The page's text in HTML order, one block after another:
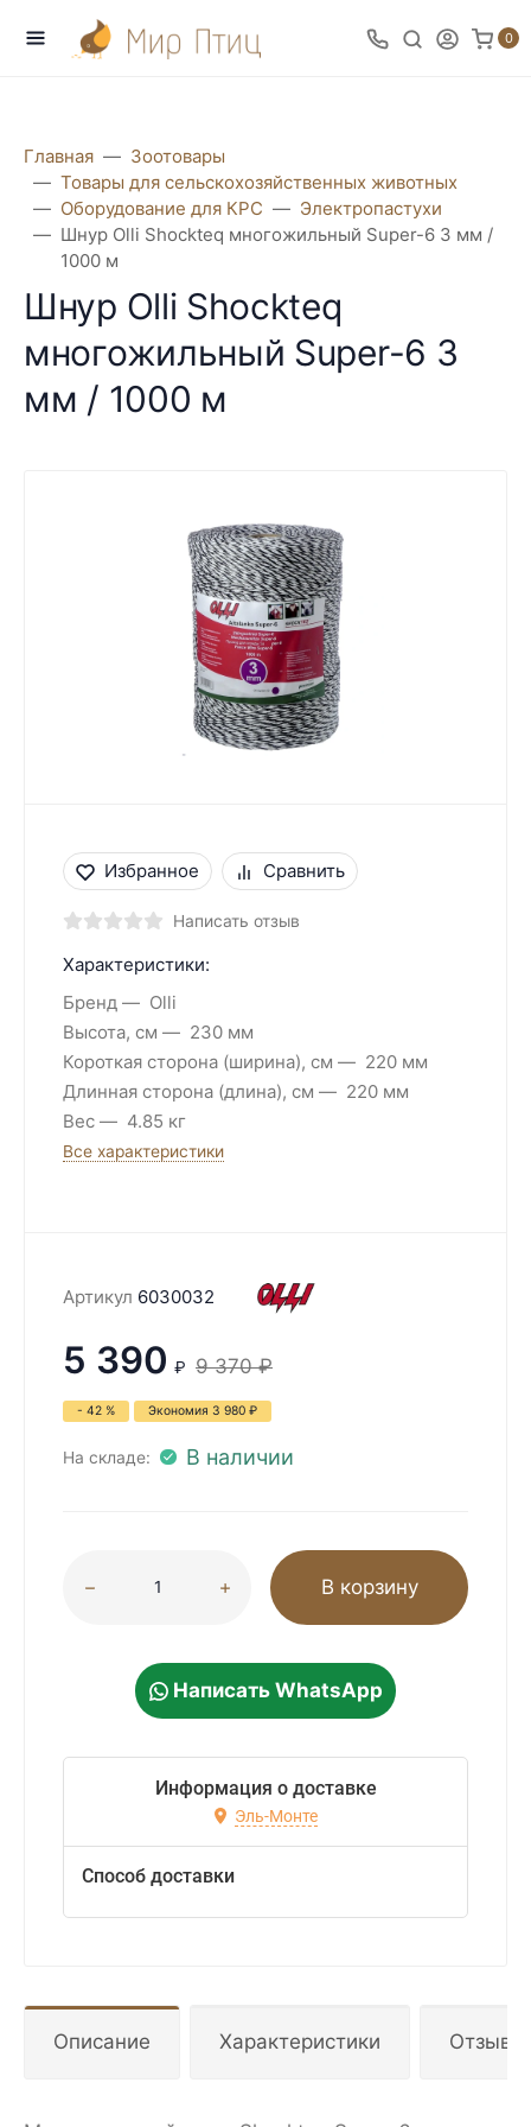
0
Главная
Зоотовары
Товары для сельскохозяйственных животных
Оборудование для КРС
Электропастухи
Шнур Olli Shockteq многожильный Super-6 3 мм /
1000 м
Шнур Olli Shockteq
многожильный Super-6 3
мм / 1000 м
Избранное Сравнить
Написать отзыв
Характеристики:
Бренд
Olli
Высота, см
230 мм
Короткая сторона (ширина), см
220 мм
Длинная сторона (длина), см
220 мм
Вес
4.85 кг
Все характеристики
Артикул 6030032
5 390 ₽ 9 370 ₽
- 42 % Экономия 3 980 ₽
На складе: В наличии
В корзину
Написать WhatsApp
Информация о доставке
Эль-Монте
Способ доставки
Описание Характеристики